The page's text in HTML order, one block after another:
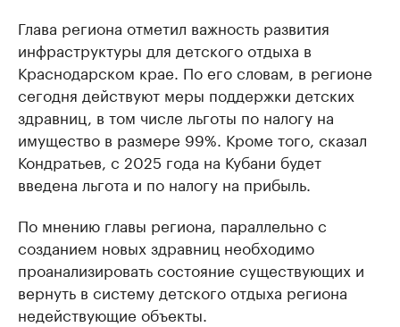
Глава региона отметил важность развития
инфраструктуры для детского отдыха в
Краснодарском крае. По его словам, в регионе
сегодня действуют меры поддержки детских
здравниц, в том числе льготы по налогу на
имущество в размере 99%. Кроме того, сказал
Кондратьев, с 2025 года на Кубани будет
введена льгота и по налогу на прибыль.
По мнению главы региона, параллельно с
созданием новых здравниц необходимо
проанализировать состояние существующих и
вернуть в систему детского отдыха региона
недействующие объекты.